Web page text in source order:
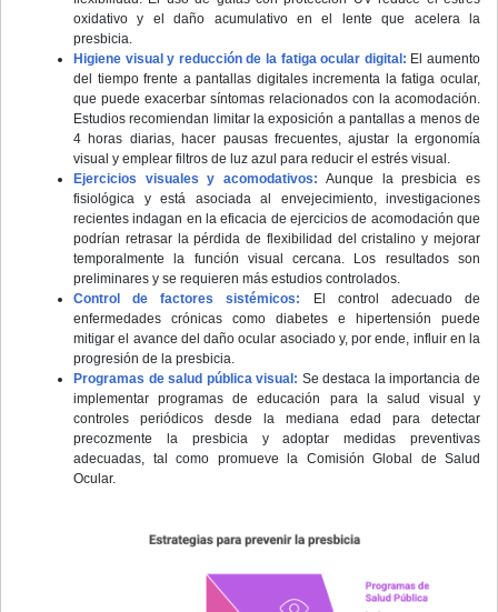
oxidativo y el daño acumulativo en el lente que acelera la
presbicia.
Higiene visual y reducción de la fatiga ocular digital: El aumento
del tiempo frente a pantallas digitales incrementa la fatiga ocular,
que puede exacerbar síntomas relacionados con la acomodación.
Estudios recomiendan limitar la exposición a pantallas a menos de
4 horas diarias, hacer pausas frecuentes, ajustar la ergonomía
visual y emplear filtros de luz azul para reducir el estrés visual.
Ejercicios visuales y acomodativos: Aunque la presbicia es
fisiológica y está asociada al envejecimiento, investigaciones
recientes indagan en la eficacia de ejercicios de acomodación que
podrían retrasar la pérdida de flexibilidad del cristalino y mejorar
temporalmente la función visual cercana. Los resultados son
preliminares y se requieren más estudios controlados.
Control de factores sistémicos:
El control adecuado de
enfermedades crónicas como diabetes e hipertensión puede
mitigar el avance del daño ocular asociado y, por ende, influir en la
progresión de la presbicia.
Programas de salud pública visual: Se destaca la importancia de
implementar programas de educación para la salud visual y
controles periódicos desde la mediana edad para detectar
precozmente la presbicia y adoptar medidas preventivas
adecuadas, tal como promueve la Comisión Global de Salud
Ocular.